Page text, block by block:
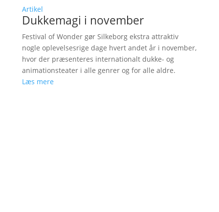
Artikel
Dukkemagi i november
Festival of Wonder gør Silkeborg ekstra attraktiv
nogle oplevelsesrige dage hvert andet år i november,
hvor der præsenteres internationalt dukke- og
animationsteater i alle genrer og for alle aldre.
Læs mere